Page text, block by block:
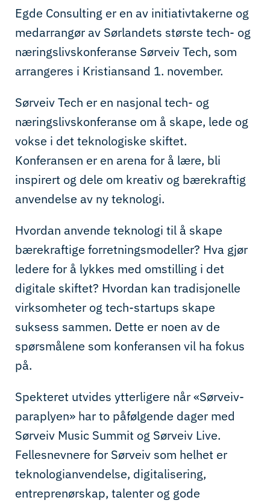
Egde Consulting er en av initiativtakerne og
medarrangør av Sørlandets største tech- og
næringslivskonferanse Sørveiv Tech, som
arrangeres i Kristiansand 1. november.
Sørveiv Tech er en nasjonal tech- og
næringslivskonferanse om å skape, lede og
vokse i det teknologiske skiftet.
Konferansen er en arena for å lære, bli
inspirert og dele om kreativ og bærekraftig
anvendelse av ny teknologi.
Hvordan anvende teknologi til å skape
bærekraftige forretningsmodeller? Hva gjør
ledere for å lykkes med omstilling i det
digitale skiftet? Hvordan kan tradisjonelle
virksomheter og tech-startups skape
suksess sammen. Dette er noen av de
spørsmålene som konferansen vil ha fokus
på.
Spekteret utvides ytterligere når «Sørveiv-
paraplyen» har to påfølgende dager med
Sørveiv Music Summit og Sørveiv Live.
Fellesnevnere for Sørveiv som helhet er
teknologianvendelse, digitalisering,
entreprenørskap, talenter og gode